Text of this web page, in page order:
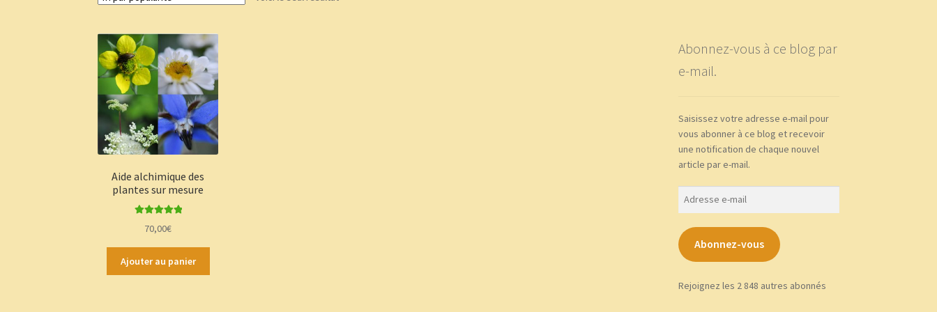
Aide alchimique des
plantes sur mesure
5
70,00€
Ajouter au panier
Abonnez-vous à ce blog par
e-mail.
Saisissez votre adresse e-mail pour
vous abonner à ce blog et recevoir
une notification de chaque nouvel
article par e-mail.
Adresse
Abonnez-vous
Rejoignez les 2 848 autres abonnés